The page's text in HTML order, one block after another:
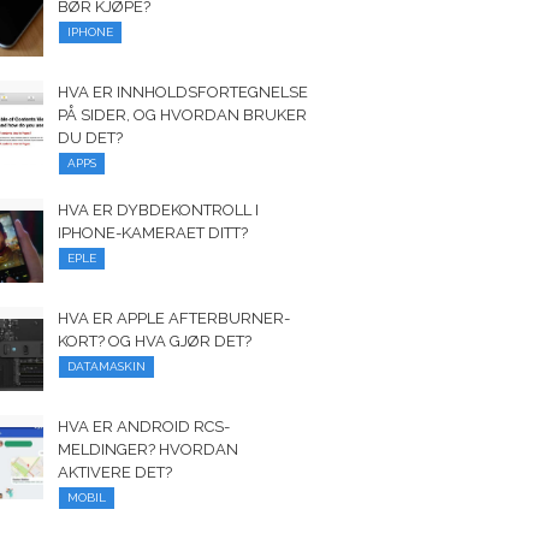
BØR KJØPE?
IPHONE
HVA ER INNHOLDSFORTEGNELSE
PÅ SIDER, OG HVORDAN BRUKER
DU DET?
APPS
HVA ER DYBDEKONTROLL I
IPHONE-KAMERAET DITT?
EPLE
HVA ER APPLE AFTERBURNER-
KORT? OG HVA GJØR DET?
DATAMASKIN
HVA ER ANDROID RCS-
MELDINGER? HVORDAN
AKTIVERE DET?
MOBIL